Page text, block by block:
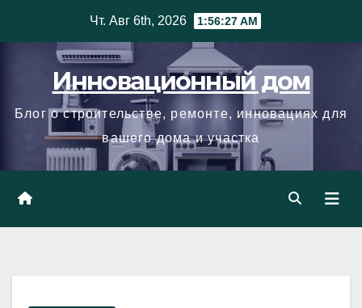
Чт. Авг 6th, 2026 1:56:27 AM
Инновационный дом
Блог о строительстве, ремонте, инновациях для
вашего дома и участка